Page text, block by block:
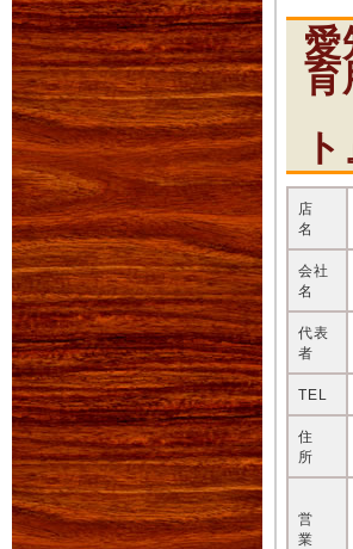
愛
育
ト
店
名
会社
名
代表
者
TEL
住
所
営
業